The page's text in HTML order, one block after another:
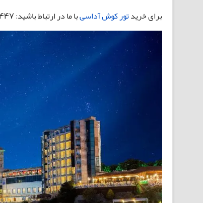
برای خریدتور کوش آداسیبا ما در ارتباط باشید: 88921447 021